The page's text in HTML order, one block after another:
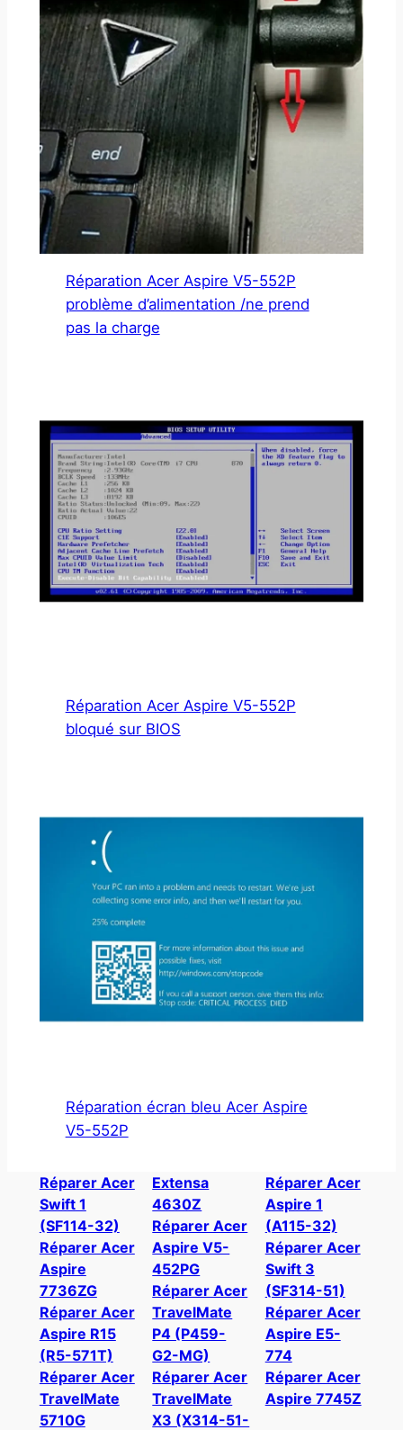
Réparation Acer Aspire V5-552P
problème d’alimentation /ne prend
pas la charge
Réparation Acer Aspire V5-552P
bloqué sur BIOS
Réparation écran bleu Acer Aspire
V5-552P
Réparer Acer
Swift 1
(SF114-32)
Réparer Acer
Aspire
7736ZG
Réparer Acer
Aspire R15
(R5-571T)
Réparer Acer
TravelMate
5710G
Extensa
4630Z
Réparer Acer
Aspire V5-
452PG
Réparer Acer
TravelMate
P4 (P459-
G2-MG)
Réparer Acer
TravelMate
X3 (X314-51-
Réparer Acer
Aspire 1
(A115-32)
Réparer Acer
Swift 3
(SF314-51)
Réparer Acer
Aspire E5-
774
Réparer Acer
Aspire 7745Z